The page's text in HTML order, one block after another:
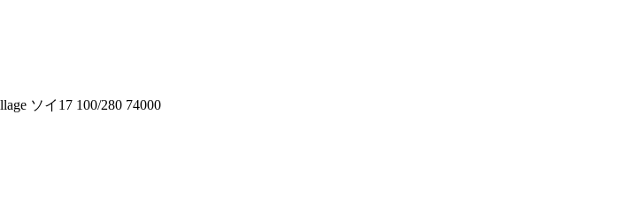
ソイ17 100/280 74000